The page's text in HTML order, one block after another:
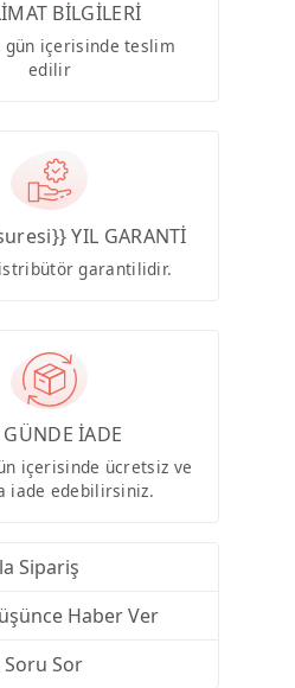
BİLGİLERİ
gün içerisinde teslim
edilir
YIL GARANTİ
garantilidir.
İADE
içerisinde ücretsiz ve
iade edebilirsiniz.
Sipariş
Haber Ver
Soru Sor